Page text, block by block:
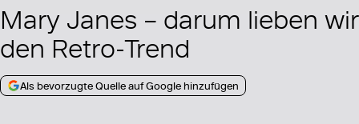
Mary Janes – darum lieben wir
den Retro-Trend
Als bevorzugte Quelle auf Google hinzufügen